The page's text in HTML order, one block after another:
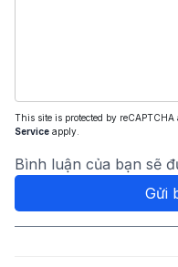
This site is protected by reCAPTCHA
Service apply.
Bình luận của bạn sẽ
Gửi